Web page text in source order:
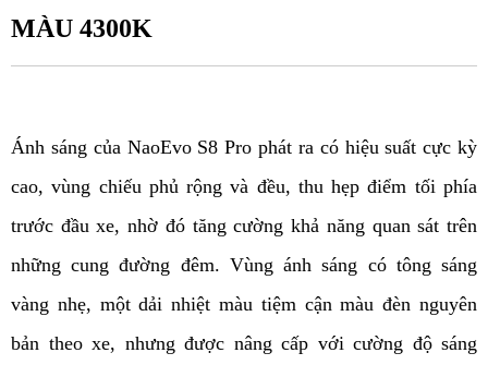
MÀU 4300K
Ánh sáng của NaoEvo S8 Pro phát ra có hiệu suất cực kỳ
cao, vùng chiếu phủ rộng và đều, thu hẹp điểm tối phía
trước đầu xe, nhờ đó tăng cường khả năng quan sát trên
những cung đường đêm. Vùng ánh sáng có tông sáng
vàng nhẹ, một dải nhiệt màu tiệm cận màu đèn nguyên
bản theo xe, nhưng được nâng cấp với cường độ sáng